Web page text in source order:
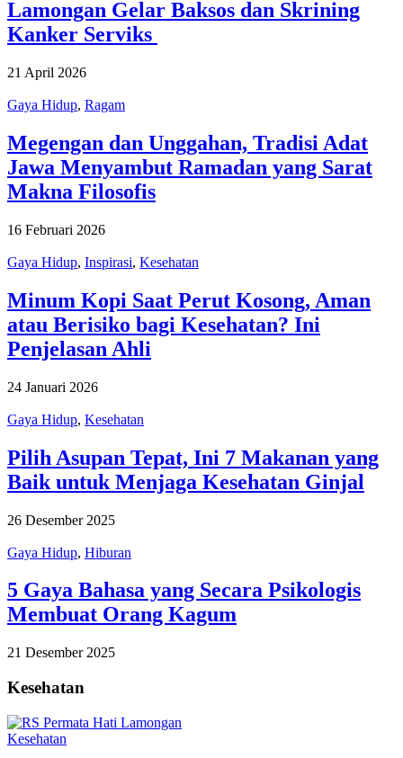
Lamongan Gelar Baksos dan Skrining
Kanker Serviks
21 April 2026
Gaya Hidup, Ragam
Megengan dan Unggahan, Tradisi Adat
Jawa Menyambut Ramadan yang Sarat
Makna Filosofis
16 Februari 2026
Gaya Hidup, Inspirasi, Kesehatan
Minum Kopi Saat Perut Kosong, Aman
atau Berisiko bagi Kesehatan? Ini
Penjelasan Ahli
24 Januari 2026
Gaya Hidup, Kesehatan
Pilih Asupan Tepat, Ini 7 Makanan yang
Baik untuk Menjaga Kesehatan Ginjal
26 Desember 2025
Gaya Hidup, Hiburan
5 Gaya Bahasa yang Secara Psikologis
Membuat Orang Kagum
21 Desember 2025
Kesehatan
Kesehatan